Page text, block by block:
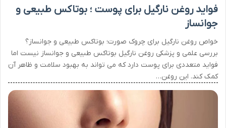
فواید روغن نارگیل برای پوست ؛ بوتاکس طبیعی و
جوانساز
خواص روغن نارگیل برای چروک صورت؛ بوتاکس طبیعی و جوانساز؟
بررسی علمی و پزشکی روغن نارگیل بوتاکس طبیعی و جوانساز نیست اما
فواید متعددی برای پوست دارد که می تواند به بهبود سلامت و ظاهر آن
کمک کند. این روغن…